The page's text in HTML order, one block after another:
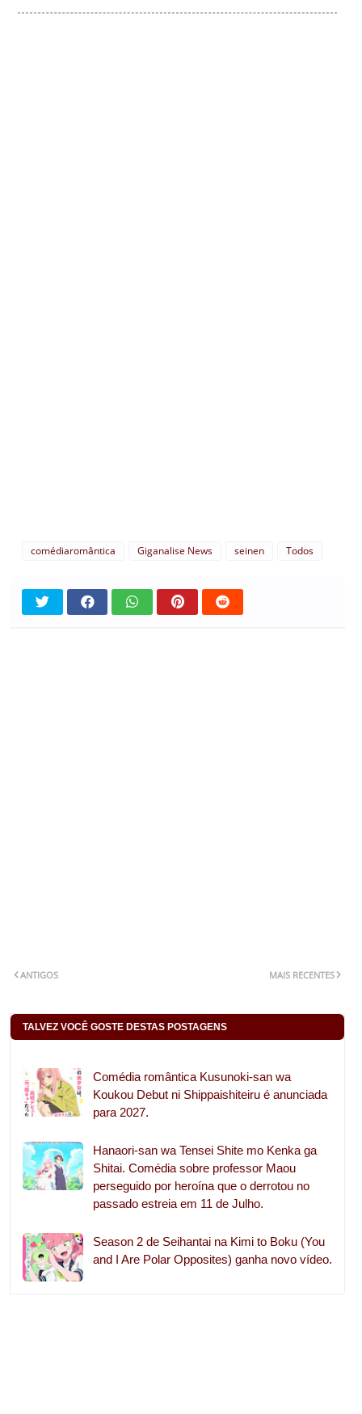
comédiaromântica Giganalise News seinen Todos
MAIS RECENTES
ANTIGOS
TALVEZ VOCÊ GOSTE DESTAS POSTAGENS
Comédia romântica Kusunoki-san wa
Koukou Debut ni Shippaishiteiru é anunciada
para 2027.
Hanaori-san wa Tensei Shite mo Kenka ga
Shitai. Comédia sobre professor Maou
perseguido por heroína que o derrotou no
passado estreia em 11 de Julho.
Season 2 de Seihantai na Kimi to Boku (You
and I Are Polar Opposites) ganha novo vídeo.